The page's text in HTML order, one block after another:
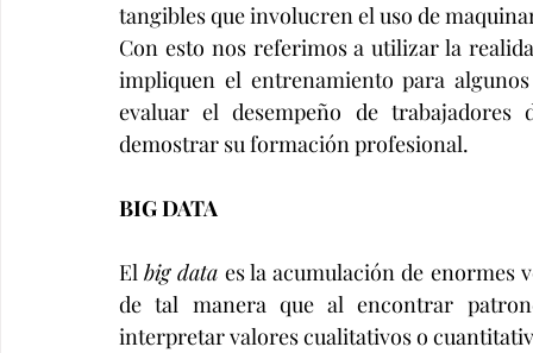
tangibles que involucren el uso de
Con esto nos referimos a utilizar la
impliquen el entrenamiento para
evaluar el desempeño de
demostrar su formación profesional.
BIG DATA
El big data es la acumulación de enormes
de tal manera que al encontrar
interpretar valores cualitativos o